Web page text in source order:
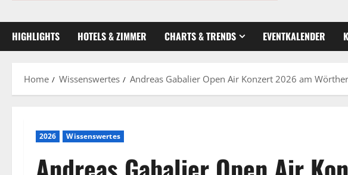
HIGHLIGHTS HOTELS & ZIMMER CHARTS & TRENDS EVENTKALENDER
Home Wissenswertes Andreas Gabalier Open Air Konzert 2026 am
2026 Wissenswertes